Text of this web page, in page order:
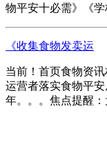
物平安十必需》《
《收集食物发卖运
当前！首页食物资
运营者落实食物平
年。。。焦点提醒